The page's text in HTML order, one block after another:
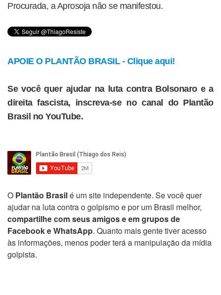
Procurada, a Aprosoja não se manifestou.
APOIE O PLANTÃO BRASIL - Clique aqui!
Se você quer ajudar na luta contra Bolsonaro e a
direita fascista, inscreva-se no canal do Plantão
Brasil no YouTube.
O Plantão Brasilé um site independente. Se você quer
ajudar na luta contra o golpismo e por um Brasil melhor,
compartilhe com seus amigos e em grupos de
Facebook e WhatsApp. Quanto mais gente tiver acesso
às informações, menos poder terá a manipulação da mídia
golpista.